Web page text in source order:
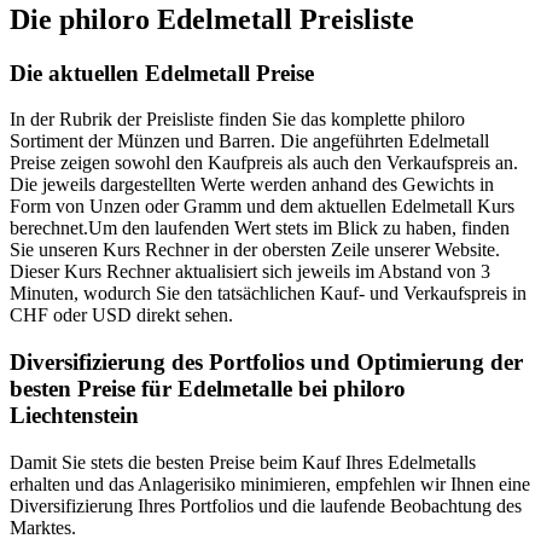
Die philoro Edelmetall Preisliste
Die aktuellen Edelmetall Preise
In der Rubrik der Preisliste finden Sie das komplette philoro
Sortiment der Münzen und Barren. Die angeführten Edelmetall
Preise zeigen sowohl den Kaufpreis als auch den Verkaufspreis an.
Die jeweils dargestellten Werte werden anhand des Gewichts in
Form von Unzen oder Gramm und dem aktuellen Edelmetall Kurs
berechnet.Um den laufenden Wert stets im Blick zu haben, finden
Sie unseren Kurs Rechner in der obersten Zeile unserer Website.
Dieser Kurs Rechner aktualisiert sich jeweils im Abstand von 3
Minuten, wodurch Sie den tatsächlichen Kauf- und Verkaufspreis in
CHF oder USD direkt sehen.
Diversifizierung des Portfolios und Optimierung der
besten Preise für Edelmetalle bei philoro
Liechtenstein
Damit Sie stets die besten Preise beim Kauf Ihres Edelmetalls
erhalten und das Anlagerisiko minimieren, empfehlen wir Ihnen eine
Diversifizierung Ihres Portfolios und die laufende Beobachtung des
Marktes.